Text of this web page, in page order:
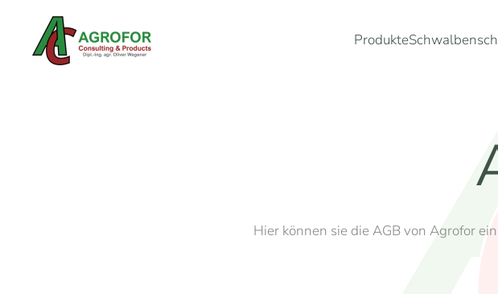
Zum Hauptinhalt springen Produkte
Hier können sie die AGB von Agrofor